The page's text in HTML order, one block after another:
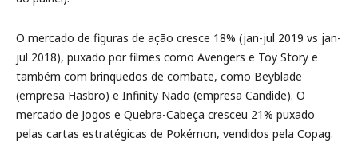
O mercado de figuras de ação cresce 18% (jan-jul 2019 vs jan-
jul 2018), puxado por filmes como Avengers e Toy Story e
também com brinquedos de combate, como Beyblade
(empresa Hasbro) e Infinity Nado (empresa Candide). O
mercado de Jogos e Quebra-Cabeça cresceu 21% puxado
pelas cartas estratégicas de Pokémon, vendidos pela Copag.